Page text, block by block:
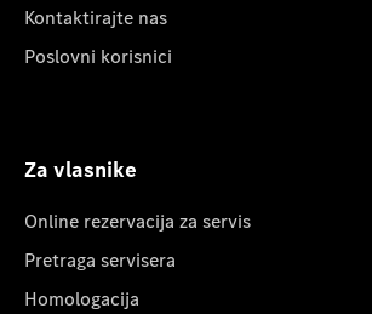
Kontaktirajte nas
Poslovni korisnici
Za vlasnike
Online rezervacija za servis
Pretraga servisera
Homologacija